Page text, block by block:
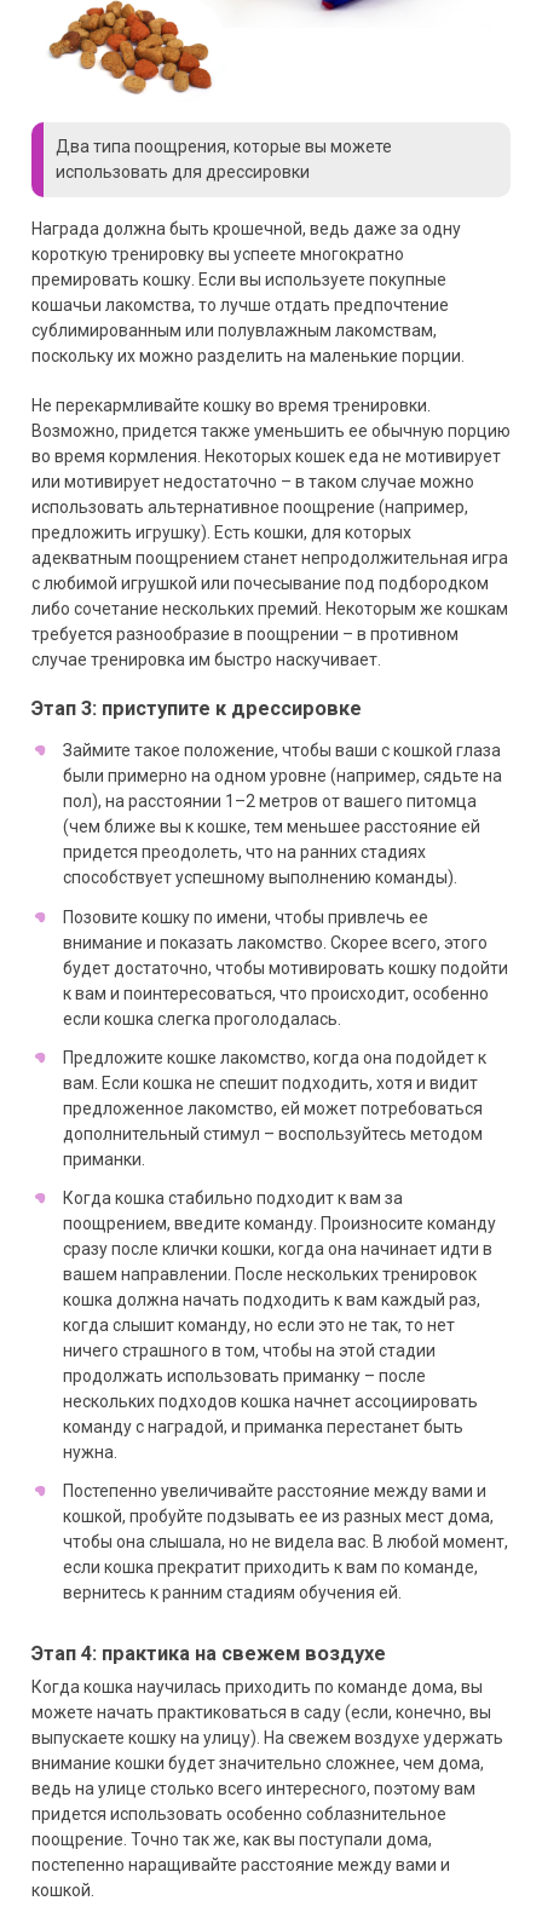
Два типа поощрения, которые вы можете
использовать для дрессировки
Награда должна быть крошечной, ведь даже за одну
короткую тренировку вы успеете многократно
премировать кошку. Если вы используете покупные
кошачьи лакомства, то лучше отдать предпочтение
сублимированным или полувлажным лакомствам,
поскольку их можно разделить на маленькие порции.
Не перекармливайте кошку во время тренировки.
Возможно, придется также уменьшить ее обычную порцию
во время кормления. Некоторых кошек еда не мотивирует
или мотивирует недостаточно – в таком случае можно
использовать альтернативное поощрение (например,
предложить игрушку). Есть кошки, для которых
адекватным поощрением станет непродолжительная игра
с любимой игрушкой или почесывание под подбородком
либо сочетание нескольких премий. Некоторым же кошкам
требуется разнообразие в поощрении – в противном
случае тренировка им быстро наскучивает.
Этап 3: приступите к дрессировке
Займите такое положение, чтобы ваши с кошкой глаза
были примерно на одном уровне (например, сядьте на
пол), на расстоянии 1–2 метров от вашего питомца
(чем ближе вы к кошке, тем меньшее расстояние ей
придется преодолеть, что на ранних стадиях
способствует успешному выполнению команды).
Позовите кошку по имени, чтобы привлечь ее
внимание и показать лакомство. Скорее всего, этого
будет достаточно, чтобы мотивировать кошку подойти
к вам и поинтересоваться, что происходит, особенно
если кошка слегка проголодалась.
Предложите кошке лакомство, когда она подойдет к
вам. Если кошка не спешит подходить, хотя и видит
предложенное лакомство, ей может потребоваться
дополнительный стимул – воспользуйтесь методом
приманки.
Когда кошка стабильно подходит к вам за
поощрением, введите команду. Произносите команду
сразу после клички кошки, когда она начинает идти в
вашем направлении. После нескольких тренировок
кошка должна начать подходить к вам каждый раз,
когда слышит команду, но если это не так, то нет
ничего страшного в том, чтобы на этой стадии
продолжать использовать приманку – после
нескольких подходов кошка начнет ассоциировать
команду с наградой, и приманка перестанет быть
нужна.
Постепенно увеличивайте расстояние между вами и
кошкой, пробуйте подзывать ее из разных мест дома,
чтобы она слышала, но не видела вас. В любой момент,
если кошка прекратит приходить к вам по команде,
вернитесь к ранним стадиям обучения ей.
Этап 4: практика на свежем воздухе
Когда кошка научилась приходить по команде дома, вы
можете начать практиковаться в саду (если, конечно, вы
выпускаете кошку на улицу). На свежем воздухе удержать
внимание кошки будет значительно сложнее, чем дома,
ведь на улице столько всего интересного, поэтому вам
придется использовать особенно соблазнительное
поощрение. Точно так же, как вы поступали дома,
постепенно наращивайте расстояние между вами и
кошкой.